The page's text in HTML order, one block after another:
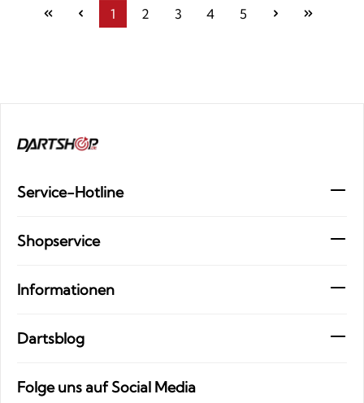
Seite
1
Seite
2
Seite
3
Seite
4
Seite
5
Service-Hotline
Shopservice
Informationen
Dartsblog
Folge uns auf Social Media